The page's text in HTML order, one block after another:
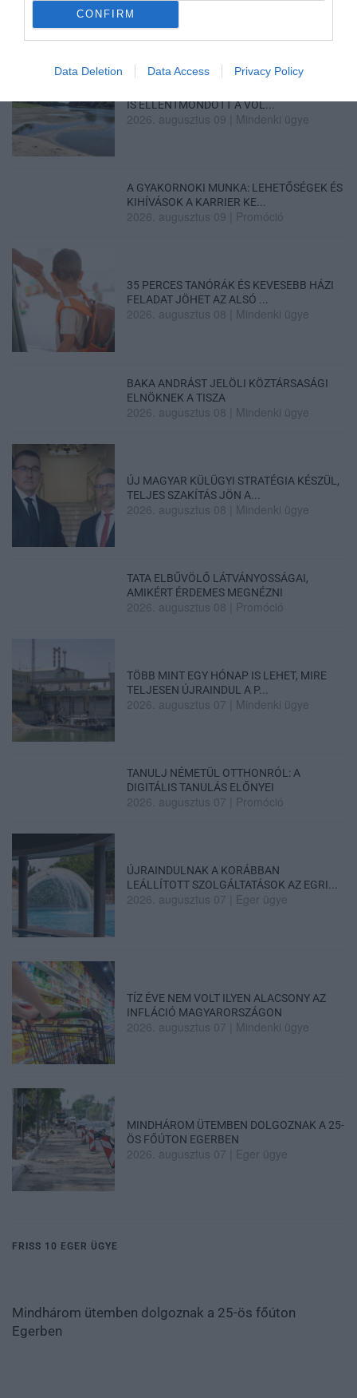
CONFIRM
Data Deletion Data Access Privacy Policy
IS ELLENTMONDOTT A VOL...
2026. augusztus 09 Mindenki ügye
A GYAKORNOKI MUNKA: LEHETŐSÉGEK ÉS
KIHÍVÁSOK A KARRIER KE...
2026. augusztus 09 Promóció
35 PERCES TANÓRÁK ÉS KEVESEBB HÁZI
FELADAT JÖHET AZ ALSÓ ...
2026. augusztus 08 Mindenki ügye
BAKA ANDRÁST JELÖLI KÖZTÁRSASÁGI
ELNÖKNEK A TISZA
2026. augusztus 08 Mindenki ügye
ÚJ MAGYAR KÜLÜGYI STRATÉGIA KÉSZÜL,
TELJES SZAKÍTÁS JÖN A...
2026. augusztus 08 Mindenki ügye
TATA ELBŰVÖLŐ LÁTVÁNYOSSÁGAI,
AMIKÉRT ÉRDEMES MEGNÉZNI
2026. augusztus 08 Promóció
TÖBB MINT EGY HÓNAP IS LEHET, MIRE
TELJESEN ÚJRAINDUL A P...
2026. augusztus 07 Mindenki ügye
TANULJ NÉMETÜL OTTHONRÓL: A
DIGITÁLIS TANULÁS ELŐNYEI
2026. augusztus 07 Promóció
ÚJRAINDULNAK A KORÁBBAN
LEÁLLÍTOTT SZOLGÁLTATÁSOK AZ EGRI...
2026. augusztus 07 Eger ügye
TÍZ ÉVE NEM VOLT ILYEN ALACSONY AZ
INFLÁCIÓ MAGYARORSZÁGON
2026. augusztus 07 Mindenki ügye
MINDHÁROM ÜTEMBEN DOLGOZNAK A 25-
ÖS FŐÚTON EGERBEN
2026. augusztus 07 Eger ügye
FRISS 10 EGER ÜGYE
Mindhárom ütemben dolgoznak a 25-ös főúton
Egerben